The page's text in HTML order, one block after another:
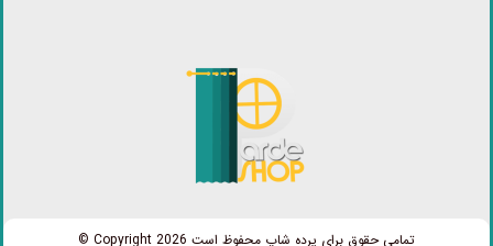
تمامی حقوق برای پرده شاپ محفوظ است Copyright 2026 ©